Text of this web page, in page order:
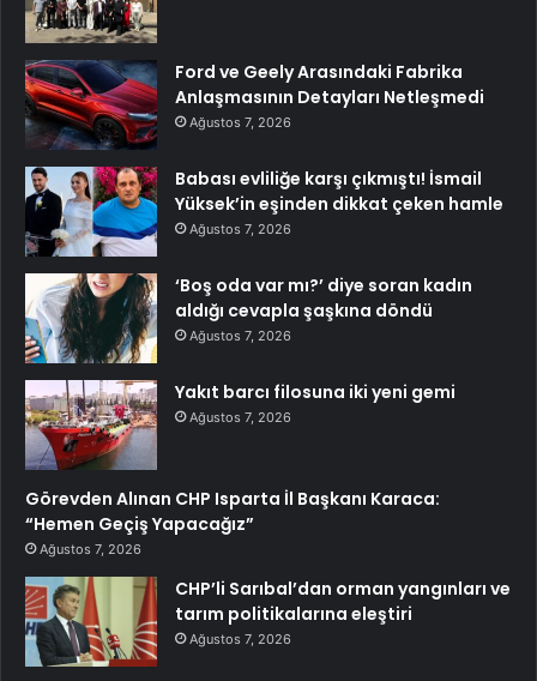
Ford ve Geely Arasındaki Fabrika
Anlaşmasının Detayları Netleşmedi
Ağustos 7, 2026
Babası evliliğe karşı çıkmıştı! İsmail
Yüksek’in eşinden dikkat çeken hamle
Ağustos 7, 2026
‘Boş oda var mı?’ diye soran kadın
aldığı cevapla şaşkına döndü
Ağustos 7, 2026
Yakıt barcı filosuna iki yeni gemi
Ağustos 7, 2026
Görevden Alınan CHP Isparta İl Başkanı Karaca:
“Hemen Geçiş Yapacağız”
Ağustos 7, 2026
CHP’li Sarıbal’dan orman yangınları ve
tarım politikalarına eleştiri
Ağustos 7, 2026